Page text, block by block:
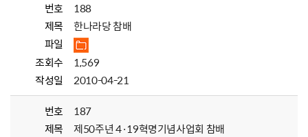
번호
188
제목
한나라당 참배
파일
조회수
1,569
작성일
2010-04-21
번호
187
제목
제50주년 4·19혁명기념사업회 참배